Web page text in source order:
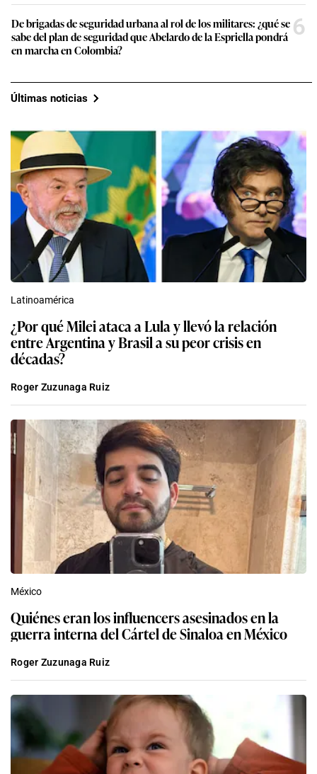
De brigadas de seguridad urbana al rol de los militares: ¿qué se
sabe del plan de seguridad que Abelardo de la Espriella pondrá
en marcha en Colombia?
6
Últimas noticias
Latinoamérica
¿Por qué Milei ataca a Lula y llevó la relación
entre Argentina y Brasil a su peor crisis en
décadas?
Roger Zuzunaga Ruiz
México
Quiénes eran los influencers asesinados en la
guerra interna del Cártel de Sinaloa en México
Roger Zuzunaga Ruiz